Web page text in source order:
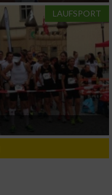
LAUFSPORT